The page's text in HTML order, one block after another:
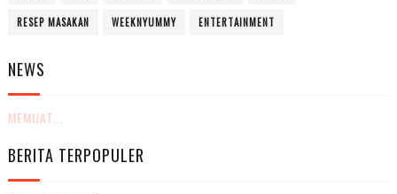
RESEP MASAKAN WEEKNYUMMY ENTERTAINMENT
NEWS
MEMUAT...
BERITA TERPOPULER